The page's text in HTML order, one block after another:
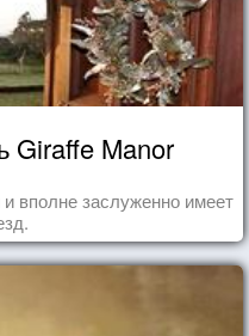
Giraffe Manor
вполне заслуженно имеет